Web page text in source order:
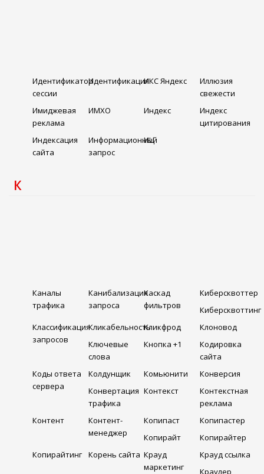
Идентификатор
сессии
ИдентификацияИКС Яндекс
Иллюзия
свежести
Имиджевая
реклама
ИМХО Индекс
Индекс
цитирования
Индексация
сайта
Информационный
запрос
ИЦ
К
Каналы
трафика
Канибализация
запроса
Каскад
фильтров
Киберсквоттер
Киберсквоттинг
Классификация
запросов
КликабельностьКликфрод
Клоновод
Ключевые
слова
Кнопка +1
Кодировка
сайта
Коды ответа
сервера
Колдунщик Комьюнити
Конверсия
Конвертация
трафика
Контекст
Контекстная
реклама
Контент
Контент-
менеджер
Копипаст
Копипастер
Копирайт
Копирайтер
Копирайтинг
Корень сайта Крауд
маркетинг
Крауд ссылка
Краулер